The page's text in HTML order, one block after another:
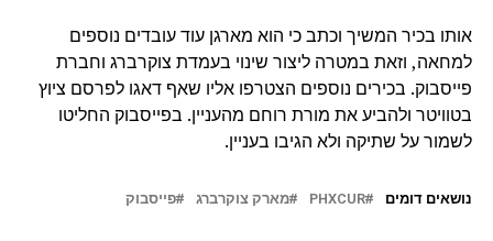
אותו בכיר המשיך וכתב כי הוא מארגן עוד עובדים נוספים
למחאה, וזאת במטרה ליצור שינוי בעמדת צוקרברג וחברת
פייסבוק. בכירים נוספים הצטרפו אליו שאף דאגו לפרסם ציוץ
בטוויטר ולהביע את מורת רוחם מהעניין. בפייסבוק החליטו
לשמור על שתיקה ולא הגיבו בעניין.
נושאים דומים PHXCUR מארק צוקרברג פייסבוק